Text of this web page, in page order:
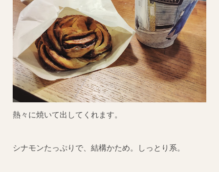
熱々に焼いて出してくれます。
シナモンたっぷりで、結構かため。しっとり系。